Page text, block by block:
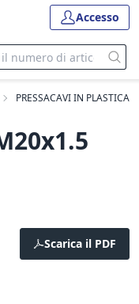
Accesso
PRESSACAVI IN PLASTICA
Scarica il PDF